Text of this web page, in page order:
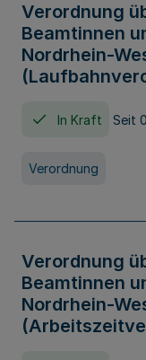
Verordnung
Beamtinnen
Nordrhein-
In Kraft Seit
Verordnung
Verordnung
Beamtinnen
Nordrhein-